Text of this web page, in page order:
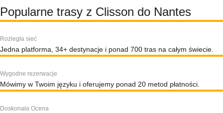
Popularne trasy z Clisson do Nantes
Rozległa sieć
Jedna platforma, 34+ destynacje i ponad 700 tras na całym świecie.
Wygodne rezerwacje
Mówimy w Twoim języku i oferujemy ponad 20 metod płatności.
Doskonała Ocena